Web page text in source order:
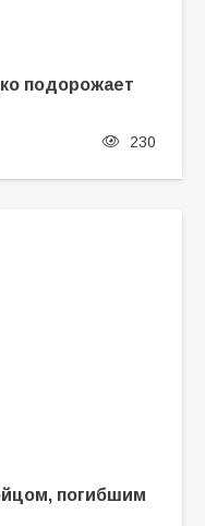
подорожает
230
погибшим